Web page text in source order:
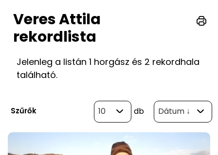
Veres Attila
rekordlista
Jelenleg a listán 1 horgász és 2 rekordhala
található.
Szűrők 10 db Dátum ↓